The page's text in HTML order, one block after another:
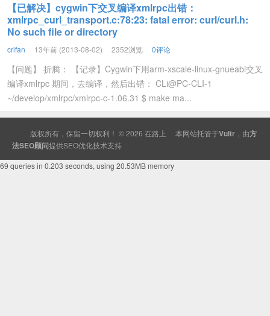
【已解决】cygwin下交叉编译xmlrpc出错：
xmlrpc_curl_transport.c:78:23: fatal error: curl/curl.h:
No such file or directory
crifan 13年前 (2013-08-02) 2352浏览 0评论
【问题】 折腾： 【记录】Cygwin下用arm-xscale-linux-gnueabi交叉
编译xmlrpc 期间，去编译，然后出错： CLi@PC-CLI-1
~/develop/xmlrpc/xmlrpc-c-1.06.31 $ make ma...
版权所有，保留一切权利！ © 2026 在路上 本网站托管于Vultr ，由方
法SEO顾问提供SEO优化技术支持
69 queries in 0.203 seconds, using 20.53MB memory